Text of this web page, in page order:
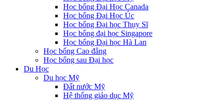
Học bổng Đại Học Canada
Học bổng Đại Học Úc
Học bổng Đại học Thụy Sĩ
Học bổng đại học Singapore
Học bổng Đại học Hà Lan
Học bổng Cao đẵng
Học bổng sau Đại học
Du Học
Du học Mỹ
Đất nước Mỹ
Hệ thống giáo dục Mỹ